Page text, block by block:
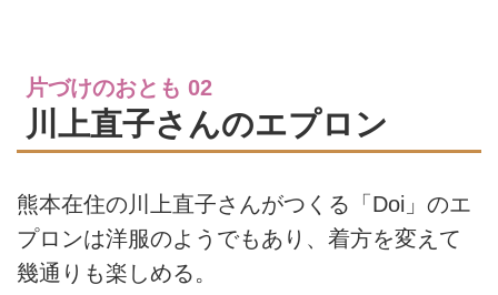
片づけのおとも 02
川上直子さんのエプロン
熊本在住の川上直子さんがつくる「Doi」のエ
プロンは洋服のようでもあり、着方を変えて
幾通りも楽しめる。